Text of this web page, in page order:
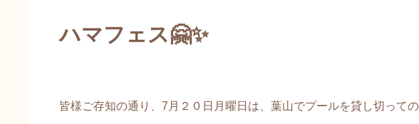
ハマフェス🤗✨
皆様ご存知の通り、7月２０日月曜日は、葉山でプールを貸し切って